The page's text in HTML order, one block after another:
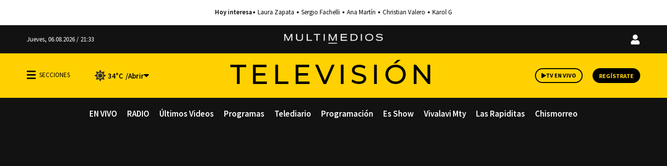
Laura Zapata Sergio Fachelli Ana Martín Christian Valero Karol G
Jueves, 06.08.2026 / 21:33
Iniciar
34°C TELEVISIÓN TV EN VIVO REGÍSTRATE
EN VIVO RADIO Últimos Videos Programas Telediario Programación Es Show Vivalavi Mty Las Rapiditas Chismorreo